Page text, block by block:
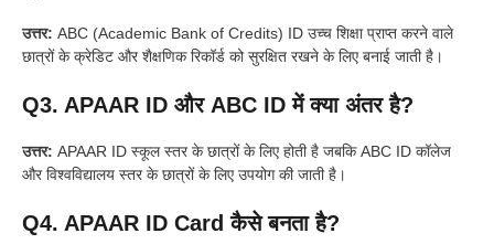
उत्तर: ABC (Academic Bank of Credits) ID उच्च शिक्षा प्राप्त करने वाले
छात्रों के क्रेडिट और शैक्षणिक रिकॉर्ड को सुरक्षित रखने के लिए बनाई जाती है।
Q3. APAAR ID और ABC ID में क्या अंतर है?
उत्तर: APAAR ID स्कूल स्तर के छात्रों के लिए होती है जबकि ABC ID कॉलेज
और विश्वविद्यालय स्तर के छात्रों के लिए उपयोग की जाती है।
Q4. APAAR ID Card कैसे बनता है?